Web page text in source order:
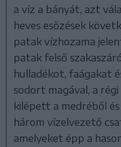
a víz a bányát, azt
heves esőzések
patak vízhozama
patak felső
hulladékot, faágakat
sodort magával, a
kilépett a medréből
három vízelvezető
amelyeket épp a